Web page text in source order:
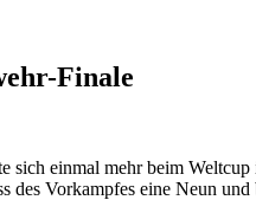
Finale
sich einmal mehr beim
Vorkampfes eine Neun